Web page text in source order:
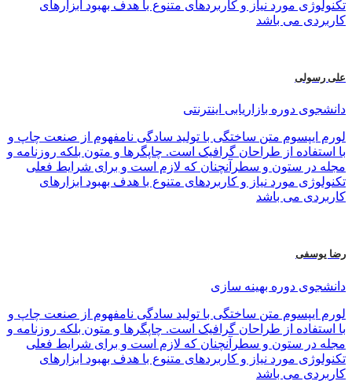
تکنولوژی مورد نیاز و کاربردهای متنوع با هدف بهبود ابزارهای
کاربردی می باشد
علی رسولی
دانشجوی دوره بازاریابی اینترنتی
لورم ایپسوم متن ساختگی با تولید سادگی نامفهوم از صنعت چاپ و
با استفاده از طراحان گرافیک است. چاپگرها و متون بلکه روزنامه و
مجله در ستون و سطرآنچنان که لازم است و برای شرایط فعلی
تکنولوژی مورد نیاز و کاربردهای متنوع با هدف بهبود ابزارهای
کاربردی می باشد
رضا یوسفی
دانشجوی دوره بهینه سازی
لورم ایپسوم متن ساختگی با تولید سادگی نامفهوم از صنعت چاپ و
با استفاده از طراحان گرافیک است. چاپگرها و متون بلکه روزنامه و
مجله در ستون و سطرآنچنان که لازم است و برای شرایط فعلی
تکنولوژی مورد نیاز و کاربردهای متنوع با هدف بهبود ابزارهای
کاربردی می باشد